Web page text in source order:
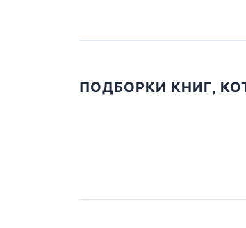
ПОДБОРКИ КНИГ,